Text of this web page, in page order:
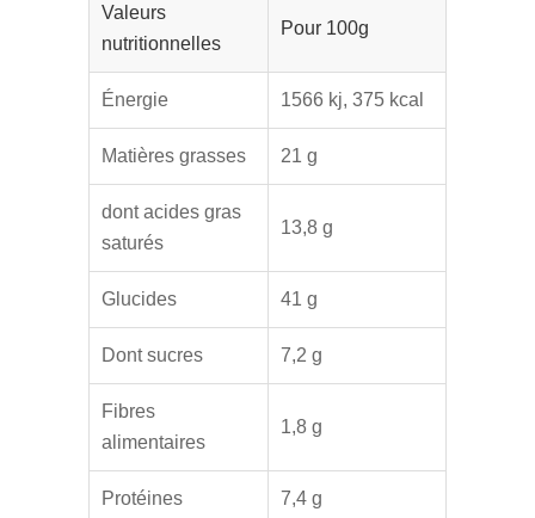
Valeurs
nutritionnelles
Pour 100g
Énergie 1566 kj, 375 kcal
Matières grasses 21 g
dont acides gras
saturés
13,8 g
Glucides 41 g
Dont sucres 7,2 g
Fibres
alimentaires
1,8 g
Protéines 7,4 g